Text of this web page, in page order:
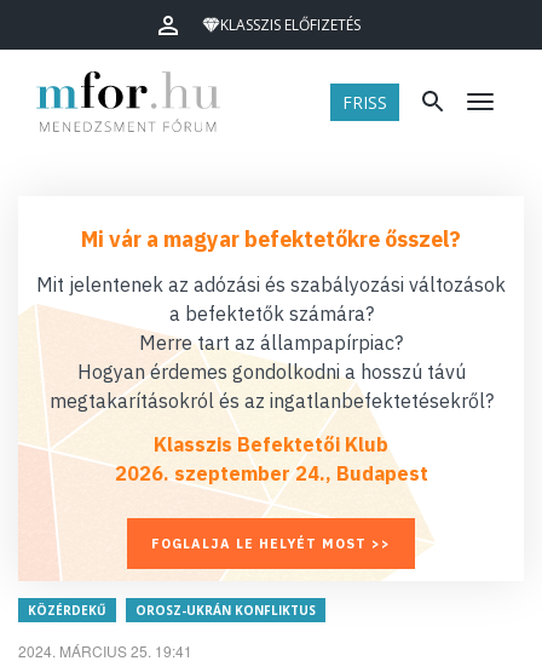
KLASSZIS ELŐFIZETÉS
FRISS Menü
Mi vár a magyar befektetőkre ősszel?
Mit jelentenek az adózási és szabályozási változások
a befektetők számára?
Merre tart az állampapírpiac?
Hogyan érdemes gondolkodni a hosszú távú
megtakarításokról és az ingatlanbefektetésekről?
Klasszis Befektetői Klub
2026. szeptember 24., Budapest
FOGLALJA LE HELYÉT MOST >>
KÖZÉRDEKŰ OROSZ-UKRÁN KONFLIKTUS
2024. MÁRCIUS 25. 19:41